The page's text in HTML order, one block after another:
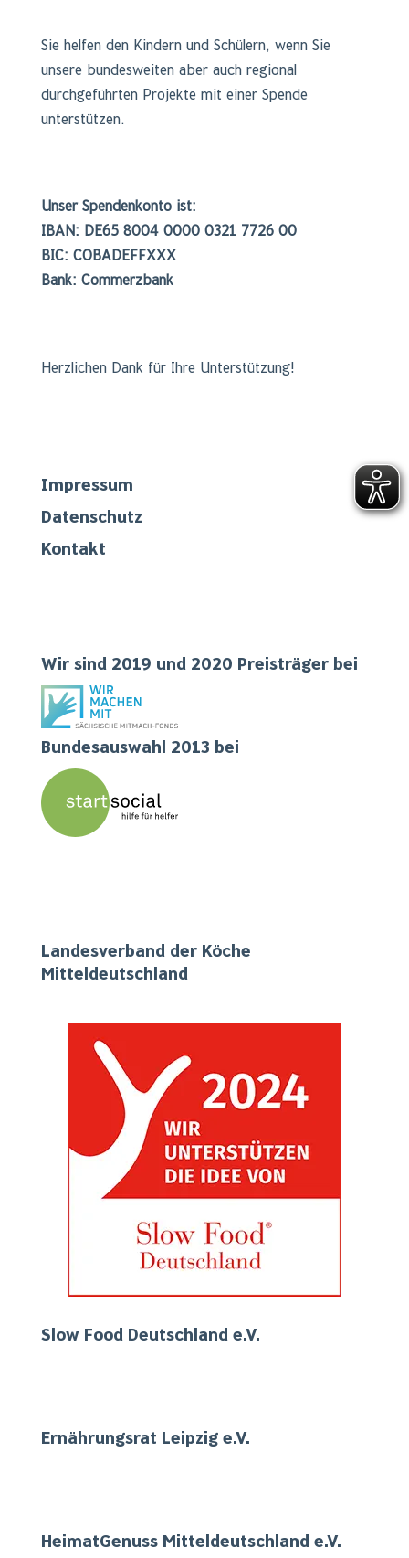
Sie helfen den Kindern und Schülern, wenn Sie
unsere bundesweiten aber auch regional
durchgeführten Projekte mit einer Spende
unterstützen.
Unser Spendenkonto ist:
IBAN: DE65 8004 0000 0321 7726 00
BIC: COBADEFFXXX
Bank: Commerzbank
Herzlichen Dank für Ihre Unterstützung!
Impressum
Datenschutz
Kontakt
Wir sind 2019 und 2020 Preisträger bei
Bundesauswahl 2013 bei
Landesverband der Köche
Mitteldeutschland
Slow Food Deutschland e.V.
Ernährungsrat Leipzig e.V.
HeimatGenuss Mitteldeutschland e.V.